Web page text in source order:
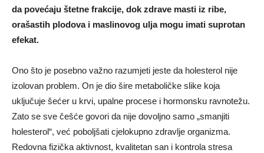
da povećaju štetne frakcije, dok zdrave masti iz ribe,
orašastih plodova i maslinovog ulja mogu imati suprotan
efekat.
Ono što je posebno važno razumjeti jeste da holesterol nije
izolovan problem. On je dio šire metaboličke slike koja
uključuje šećer u krvi, upalne procese i hormonsku ravnotežu.
Zato se sve češće govori da nije dovoljno samo „smanjiti
holesterol“, već poboljšati cjelokupno zdravlje organizma.
Redovna fizička aktivnost, kvalitetan san i kontrola stresa